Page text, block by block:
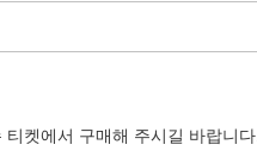
켓에서 구매해 주시길 바랍니다.